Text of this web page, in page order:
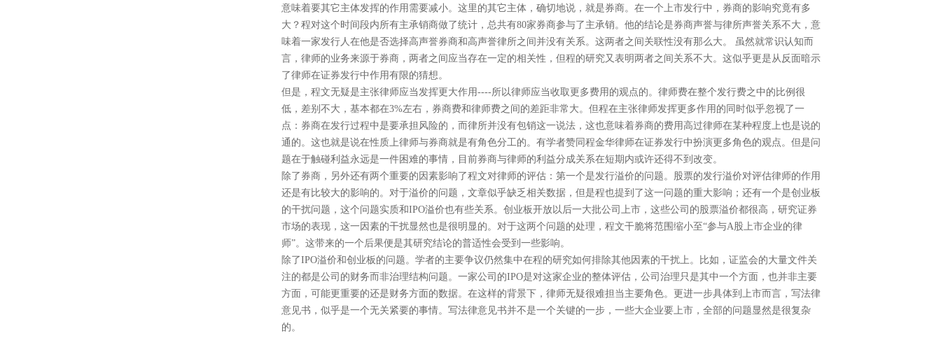
意味着要其它主体发挥的作用需要减小。这里的其它主体，确切地说，就是券商。在一个上市发行中，券商的影响究竟有多
大？程对这个时间段内所有主承销商做了统计，总共有80家券商参与了主承销。他的结论是券商声誉与律所声誉关系不大，意
味着一家发行人在他是否选择高声誉券商和高声誉律所之间并没有关系。这两者之间关联性没有那么大。
虽然就常识认知而
言，律师的业务来源于券商，两者之间应当存在一定的相关性，但程的研究又表明两者之间关系不大。这似乎更是从反面暗示
了律师在证券发行中作用有限的猜想。
但是，程文无疑是主张律师应当发挥更大作用----所以律师应当收取更多费用的观点的。律师费在整个发行费之中的比例很
低，差别不大，基本都在3%左右，券商费和律师费之间的差距非常大。但程在主张律师发挥更多作用的同时似乎忽视了一
点：券商在发行过程中是要承担风险的，而律所并没有包销这一说法，这也意味着券商的费用高过律师在某种程度上也是说的
通的。这也就是说在性质上律师与券商就是有角色分工的。有学者赞同程金华律师在证券发行中扮演更多角色的观点。但是问
题在于触碰利益永远是一件困难的事情，目前券商与律师的利益分成关系在短期内或许还得不到改变。
除了券商，另外还有两个重要的因素影响了程文对律师的评估：第一个是发行溢价的问题。股票的发行溢价对评估律师的作用
还是有比较大的影响的。对于溢价的问题，文章似乎缺乏相关数据，但是程也提到了这一问题的重大影响；还有一个是创业板
的干扰问题，这个问题实质和IPO溢价也有些关系。创业板开放以后一大批公司上市，这些公司的股票溢价都很高，研究证券
市场的表现，这一因素的干扰显然也是很明显的。对于这两个问题的处理，程文干脆将范围缩小至“参与A股上市企业的律
师”。这带来的一个后果便是其研究结论的普适性会受到一些影响。
除了IPO溢价和创业板的问题。学者的主要争议仍然集中在程的研究如何排除其他因素的干扰上。比如，证监会的大量文件关
注的都是公司的财务而非治理结构问题。一家公司的IPO是对这家企业的整体评估，公司治理只是其中一个方面，也并非主要
方面，可能更重要的还是财务方面的数据。在这样的背景下，律师无疑很难担当主要角色。更进一步具体到上市而言，写法律
意见书，似乎是一个无关紧要的事情。写法律意见书并不是一个关键的一步，一些大企业要上市，全部的问题显然是很复杂
的。